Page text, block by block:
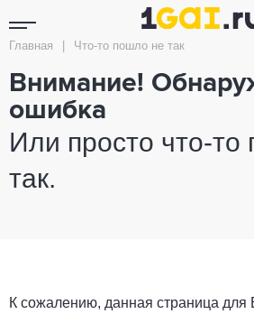
Главная Что-то пошло не так
Внимание!
ошибка
Или просто что-
так.
К сожалению, данная страница для